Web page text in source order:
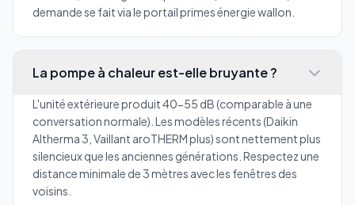
demande se fait via le portail primes énergie wallon.
La pompe à chaleur est-elle bruyante ?
L'unité extérieure produit 40-55 dB (comparable à une
conversation normale). Les modèles récents (Daikin
Altherma 3, Vaillant aroTHERM plus) sont nettement plus
silencieux que les anciennes générations. Respectez une
distance minimale de 3 mètres avec les fenêtres des
voisins.